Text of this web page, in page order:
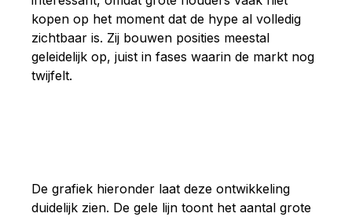
kopen op het moment dat de hype al volledig
zichtbaar is. Zij bouwen posities meestal
geleidelijk op, juist in fases waarin de markt nog
twijfelt.
De grafiek hieronder laat deze ontwikkeling
duidelijk zien. De gele lijn toont het aantal grote